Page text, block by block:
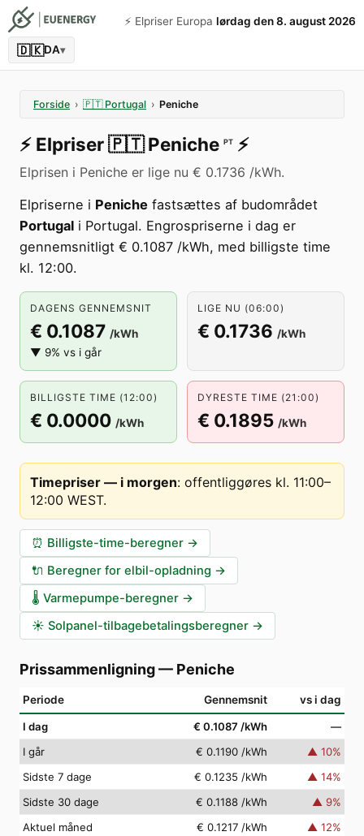
⚡️ Elpriser Europa lørdag den 8. august 2026
🇩🇰DA▾
Forside › 🇵🇹 Portugal › Peniche
⚡️ Elpriser🇵🇹 Peniche PT ⚡️
Elprisen i Peniche er lige nu € 0.1736 /kWh.
Elpriserne i Peniche fastsættes af budområdet
Portugal i Portugal. Engrospriserne i dag er
gennemsnitligt € 0.1087 /kWh, med billigste time
kl. 12:00.
DAGENS GENNEMSNIT
€ 0.1087 /kWh
▼ 9% vs i går
LIGE NU (06:00)
€ 0.1736 /kWh
BILLIGSTE TIME (12:00)
€ 0.0000 /kWh
DYRESTE TIME (21:00)
€ 0.1895 /kWh
Timepriser — i morgen: offentliggøres kl. 11:00–
12:00 WEST.
⏰ Billigste-time-beregner →
🔌 Beregner for elbil-opladning →
🌡️ Varmepumpe-beregner →
☀️ Solpanel-tilbagebetalingsberegner →
Prissammenligning— Peniche
Periode Gennemsnit vs i dag
I dag € 0.1087 /kWh
—
I går
€ 0.1190 /kWh ▲ 10%
Sidste 7 dage
€ 0.1235 /kWh ▲ 14%
Sidste 30 dage
€ 0.1188 /kWh ▲ 9%
Aktuel måned
€ 0.1217 /kWh ▲ 12%